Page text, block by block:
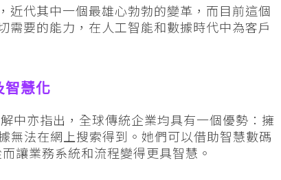
近代其中一個最雄心勃勃的變革，而目前這個
需要的能力，在人工智能和數據時代中為客戶
慧化
中亦指出，全球傳統企業均具有一個優勢：擁
無法在網上搜索得到。她們可以借助智慧數碼
讓業務系統和流程變得更具智慧。